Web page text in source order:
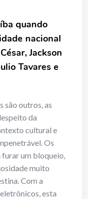
quando
nacional
Jackson
Tavares e
são outros, as
da
cultural e
Os
furar um bloqueio,
muito
Com a
esta